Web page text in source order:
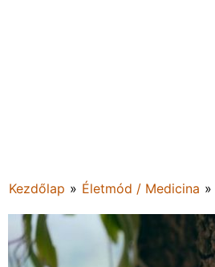
Kezdőlap » Életmód / Medicina »